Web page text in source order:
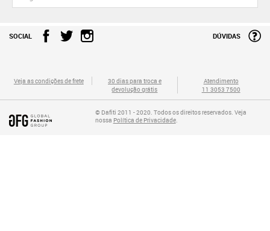
SOCIAL DÚVIDAS
Veja as condições de frete
30 dias para troca e
devolução grátis
Atendimento
11 3053 7500
© Dafiti 2011 - 2020. Todos os direitos reservados. Veja
nossa Política de Privacidade.